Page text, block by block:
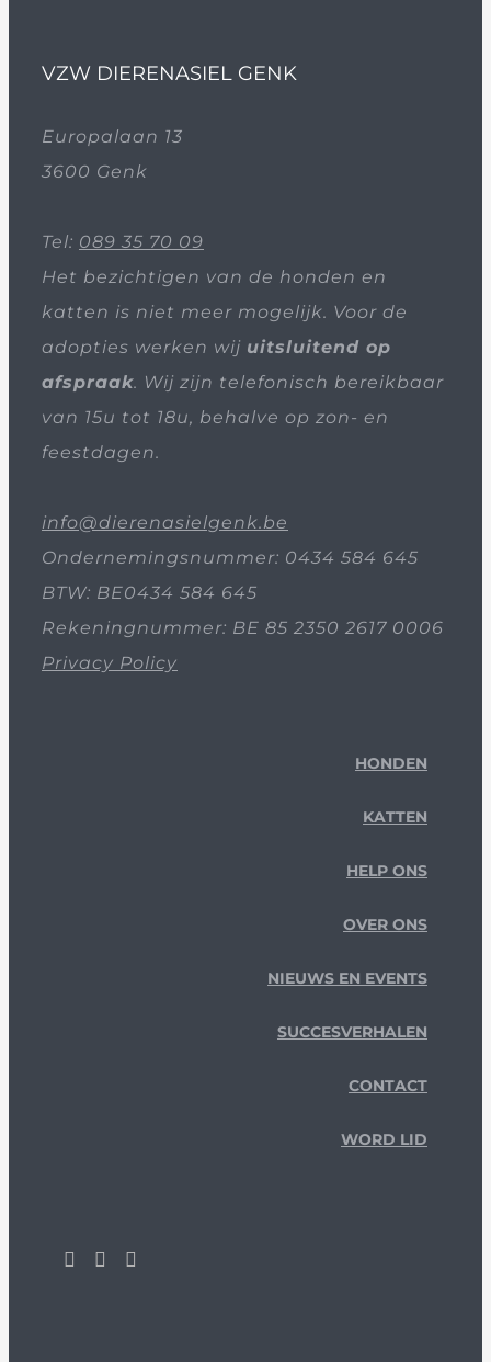
VZW DIERENASIEL GENK
Europalaan 13
3600 Genk
Tel: 089 35 70 09
Het bezichtigen van de honden en
katten is niet meer mogelijk. Voor de
adopties werken wij uitsluitend op
afspraak. Wij zijn telefonisch bereikbaar
van 15u tot 18u, behalve op zon- en
feestdagen.
info@dierenasielgenk.be
Ondernemingsnummer: 0434 584 645
BTW: BE0434 584 645
Rekeningnummer: BE 85 2350 2617 0006
Privacy Policy
HONDEN
KATTEN
HELP ONS
OVER ONS
NIEUWS EN EVENTS
SUCCESVERHALEN
CONTACT
WORD LID